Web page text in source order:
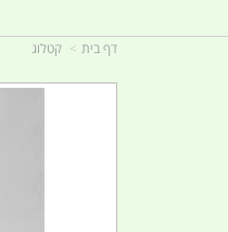
דף בית קטלוג